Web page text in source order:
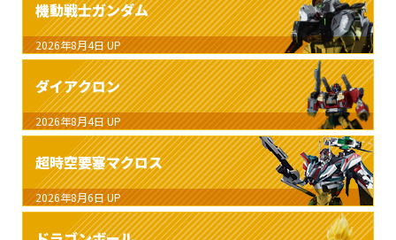
機動戦士ガンダム
2026年8月4日 UP
ダイアクロン
2026年8月4日 UP
超時空要塞マクロス
2026年8月6日 UP